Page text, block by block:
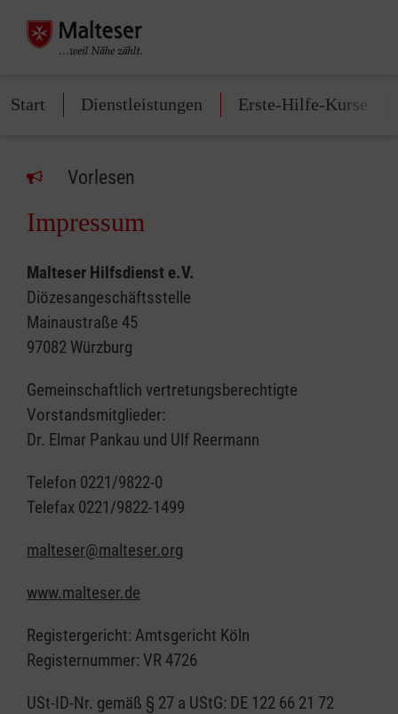
Start Dienstleistungen Erste-Hilfe-Kurse
Vorlesen
Impressum
Malteser Hilfsdienst e.V.
Diözesangeschäftsstelle
Mainaustraße 45
97082 Würzburg
Gemeinschaftlich vertretungsberechtigte
Vorstandsmitglieder:
Dr. Elmar Pankau und Ulf Reermann
Telefon 0221/9822-0
Telefax 0221/9822-1499
malteser@malteser.org
www.malteser.de
Registergericht: Amtsgericht Köln
Registernummer: VR 4726
USt-ID-Nr. gemäß § 27 a UStG: DE 122 66 21 72